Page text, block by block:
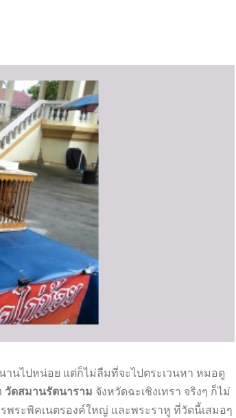
านไปหน่อย แต่ก็ไม่ลืมที่จะไปตระเวนหา หมอดู
วัดสมานรัตนาราม จังหวัดฉะเชิงเทรา จริงๆ ก็ไม่
พระพิคเนตรองค์ใหญ่ และพระราหู ที่วัดนี้เสมอๆ